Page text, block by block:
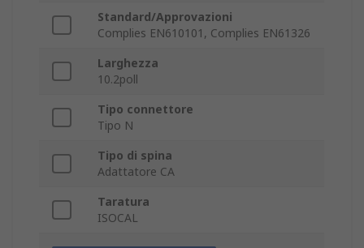
Standard/Approvazioni
Complies EN610101, Complies EN61326
Larghezza
10.2poll
Tipo connettore
Tipo N
Tipo di spina
Adattatore CA
Taratura
ISOCAL